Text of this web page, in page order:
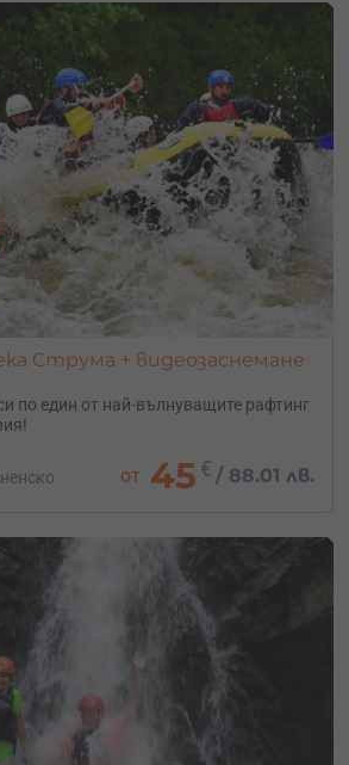
Струма + видеозаснемане
по един от най-вълнуващите рафтинг
от 45 € /88.01 лв.